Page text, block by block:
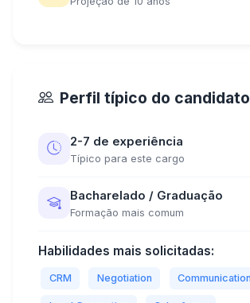
Perfil típico do candidato
2-7 de experiência
Típico para este cargo
Bacharelado / Graduação
Formação mais comum
Habilidades mais solicitadas:
CRM Negotiation Communication